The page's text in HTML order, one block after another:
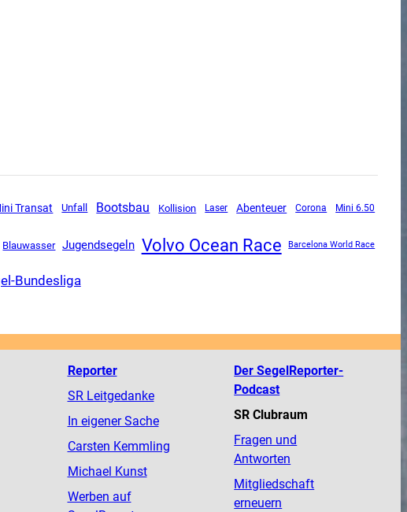
Transat Unfall Bootsbau Kollision Laser Abenteuer Corona Mini 6.50
Blauwasser Jugendsegeln Volvo Ocean Race Barcelona World Race
Bundesliga
Reporter
SR Leitgedanke
In eigener Sache
Carsten Kemmling
Michael Kunst
Werben auf
Der SegelReporter-
Podcast
SR Clubraum
Fragen und
Antworten
Mitgliedschaft
erneuern